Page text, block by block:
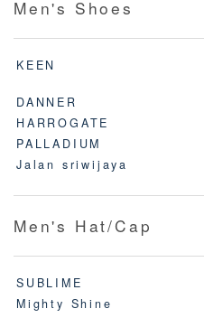
Men's Shoes
KEEN
DANNER
HARROGATE
PALLADIUM
Jalan sriwijaya
Men's Hat/Cap
SUBLIME
Mighty Shine